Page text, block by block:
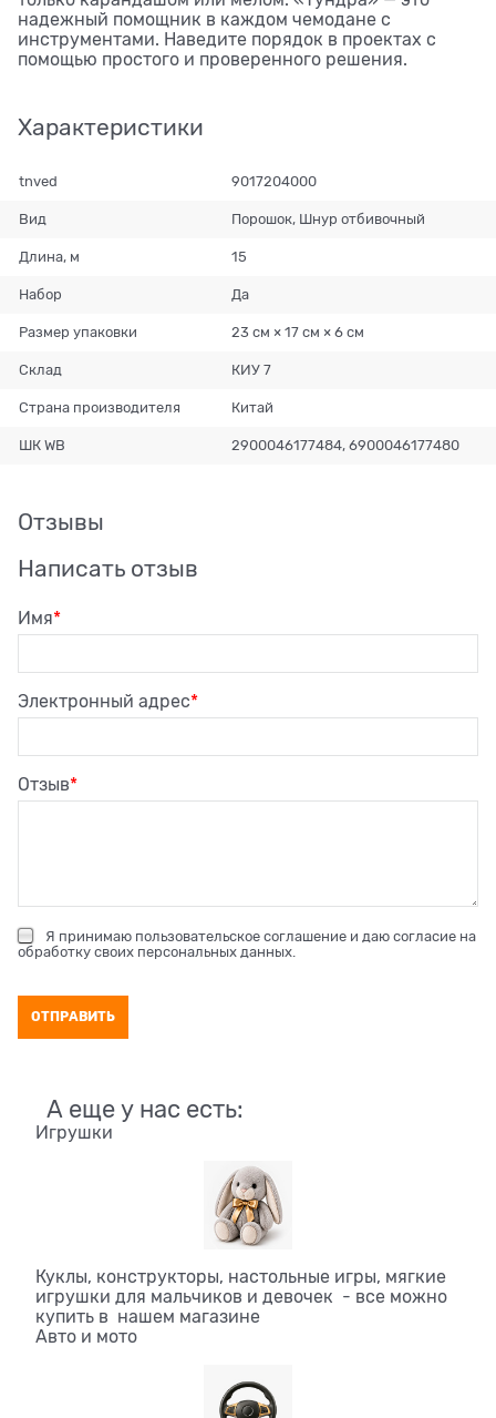
надежный помощник в каждом чемодане с
инструментами. Наведите порядок в проектах с
помощью простого и проверенного решения.
Характеристики
tnved 9017204000
Вид Порошок, Шнур отбивочный
Длина, м 15
Набор Да
Размер упаковки 23 см × 17 см × 6 см
Склад КИУ 7
Страна производителя Китай
ШК WB 2900046177484, 6900046177480
Отзывы
Написать отзыв
Имя
Электронный адрес
Отзыв
Я принимаю пользовательское соглашение и даю согласие на
обработку своих персональных данных.
А еще у нас есть:
Игрушки
Куклы, конструкторы, настольные игры, мягкие
игрушки для мальчиков и девочек - все можно
купить в нашем магазине
Авто и мото